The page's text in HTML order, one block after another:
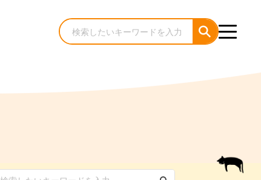
犬のケア・お手入れ
猫のケア・お手入れ